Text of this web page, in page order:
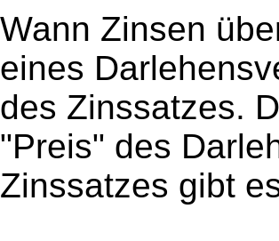
Wann Zinsen
eines
des Zinssatzes.
"Preis" des
Zinssatzes gibt